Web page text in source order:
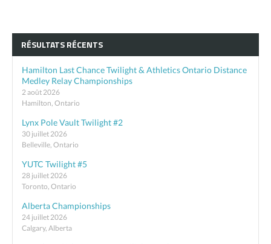
RÉSULTATS RÉCENTS
Hamilton Last Chance Twilight & Athletics Ontario Distance
Medley Relay Championships
2 août 2026
Hamilton, Ontario
Lynx Pole Vault Twilight #2
30 juillet 2026
Belleville, Ontario
YUTC Twilight #5
28 juillet 2026
Toronto, Ontario
Alberta Championships
24 juillet 2026
Calgary, Alberta